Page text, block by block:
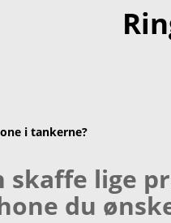
i tankerne?
skaffe lige
du